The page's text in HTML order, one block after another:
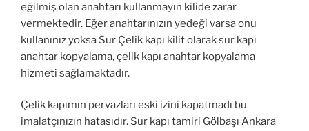
eğilmiş olan anahtarı kullanmayın kilide zarar
vermektedir. Eğer anahtarınızın yedeği varsa onu
kullanınız yoksa Sur Çelik kapı kilit olarak sur kapı
anahtar kopyalama, çelik kapı anahtar kopyalama
hizmeti sağlamaktadır.
Çelik kapımın pervazları eski izini kapatmadı bu
imalatçınızın hatasıdır. Sur kapı tamiri Gölbaşı Ankara